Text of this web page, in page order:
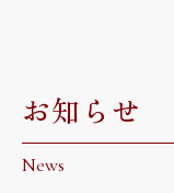
お知らせ
News